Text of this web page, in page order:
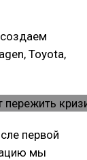
Toyota,
первой
мы